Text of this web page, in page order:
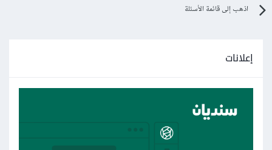
اذهب إلى قائمة الأسئلة
إعلانات